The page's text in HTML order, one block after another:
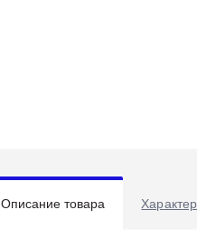
Описание товара